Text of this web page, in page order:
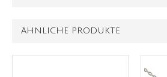
ÄHNLICHE PRODUKTE